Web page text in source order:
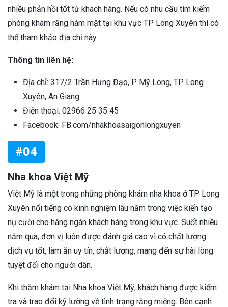
nhiều phản hồi tốt từ khách hàng. Nếu có nhu cầu tìm kiếm
phòng khám răng hàm mặt tại khu vực TP Long Xuyên thì có
thể tham khảo địa chỉ này.
Thông tin liên hệ:
Địa chỉ: 317/2 Trần Hưng Đạo, P. Mỹ Long, TP. Long
Xuyên, An Giang
Điện thoại: 02966 25 35 45
Facebook: FB.com/nhakhoasaigonlongxuyen
#04
Nha khoa Việt Mỹ
Việt Mỹ là một trong những phòng khám nha khoa ở TP Long
Xuyên nổi tiếng có kinh nghiệm lâu năm trong việc kiến tạo
nụ cười cho hàng ngàn khách hàng trong khu vực. Suốt nhiều
năm qua, đơn vị luôn được đánh giá cao vì có chất lượng
dịch vụ tốt, làm ăn uy tín, chất lượng, mang đến sự hài lòng
tuyệt đối cho người dân.
Khi thăm khám tại Nha khoa Việt Mỹ, khách hàng được kiểm
tra và trao đổi kỹ lưỡng về tình trạng răng miệng. Bên cạnh